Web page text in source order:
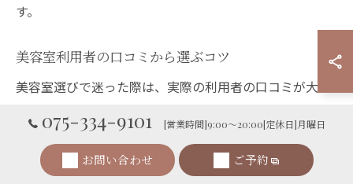
す。
美容室利用者の口コミから選ぶコツ
美容室選びで迷った際は、実際の利用者の口コミが大き
からサロンの雰囲気や技術力、対応の良さがわかるから
です。例えば、「丁寧なカウンセリングで希望通りのシ
075-334-9101 [営業時間]9:00～20:00[定休日]月曜日
お問い合わせ ご予約